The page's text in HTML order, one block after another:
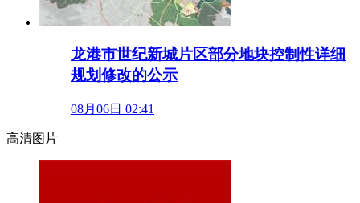
龙港市世纪新城片区部分地块控制性详细
规划修改的公示
08月06日 02:41
高清图片